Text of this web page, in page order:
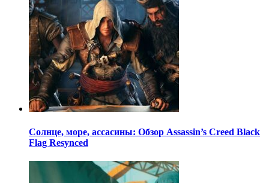
Солнце, море, ассасины: Обзор Assassin’s Creed Black
Flag Resynced